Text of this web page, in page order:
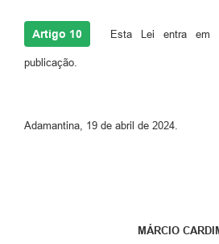
Artigo 10 Esta Lei entra em
publicação.
Adamantina, 19 de abril de 2024.
MÁRCIO